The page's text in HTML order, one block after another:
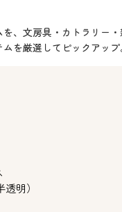
、文房具・カトラリー
を厳選してピックアッ
明）